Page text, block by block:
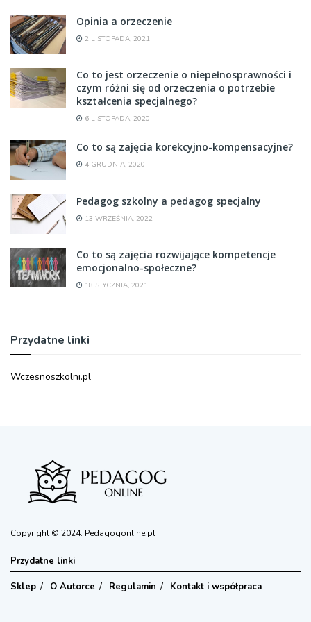
Opinia a orzeczenie
2 LISTOPADA, 2021
Co to jest orzeczenie o niepełnosprawności i
czym różni się od orzeczenia o potrzebie
kształcenia specjalnego?
6 LISTOPADA, 2020
Co to są zajęcia korekcyjno-kompensacyjne?
4 GRUDNIA, 2020
Pedagog szkolny a pedagog specjalny
13 WRZEŚNIA, 2022
Co to są zajęcia rozwijające kompetencje
emocjonalno-społeczne?
18 STYCZNIA, 2021
Przydatne linki
Wczesnoszkolni.pl
Copyright © 2024. Pedagogonline.pl
Przydatne linki
Sklep O Autorce Regulamin Kontakt i współpraca